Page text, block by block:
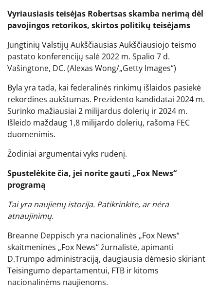
Vyriausiasis teisėjas Robertsas skamba nerimą dėl
pavojingos retorikos, skirtos politikų teisėjams
Jungtinių Valstijų Aukščiausias Aukščiausiojo teismo
pastato konferencijų salė 2022 m. Spalio 7 d.
Vašingtone, DC. (Alexas Wong/„Getty Images“)
Byla yra tada, kai federalinės rinkimų išlaidos pasiekė
rekordines aukštumas. Prezidento kandidatai 2024 m.
Surinko mažiausiai 2 milijardus dolerių ir 2024 m.
Išleido maždaug 1,8 milijardo dolerių, rašoma FEC
duomenimis.
Žodiniai argumentai vyks rudenį.
Spustelėkite čia, jei norite gauti „Fox News“
programą
Tai yra naujienų istorija. Patikrinkite, ar nėra
atnaujinimų.
Breanne Deppisch yra nacionalinės „Fox News“
skaitmeninės „Fox News“ žurnalistė, apimanti
D.Trumpo administraciją, daugiausia dėmesio skiriant
Teisingumo departamentui, FTB ir kitoms
nacionalinėms naujienoms.